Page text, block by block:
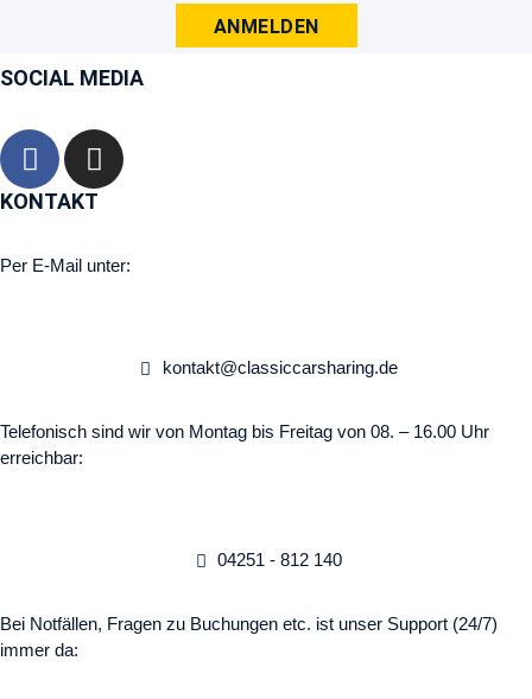
ANMELDEN
SOCIAL MEDIA
KONTAKT
Per E-Mail unter:
kontakt@classiccarsharing.de
Telefonisch sind wir von Montag bis Freitag von 08. – 16.00 Uhr
erreichbar:
04251 - 812 140
Bei Notfällen, Fragen zu Buchungen etc. ist unser Support (24/7)
immer da: